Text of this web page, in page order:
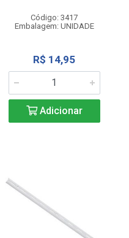
Código: 3417
Embalagem: UNIDADE
R$ 14,95
Adicionar